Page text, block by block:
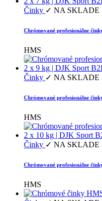
Činky ✓ NA SKLADE
Chrómované profesionálne
HMS
Činky ✓ NA SKLADE
Chrómované profesionálne
HMS
Činky ✓ NA SKLADE
Chrómované profesionálne
HMS